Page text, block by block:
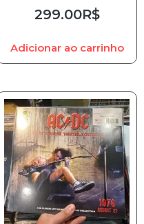
299.00R$
Adicionar ao carrinho